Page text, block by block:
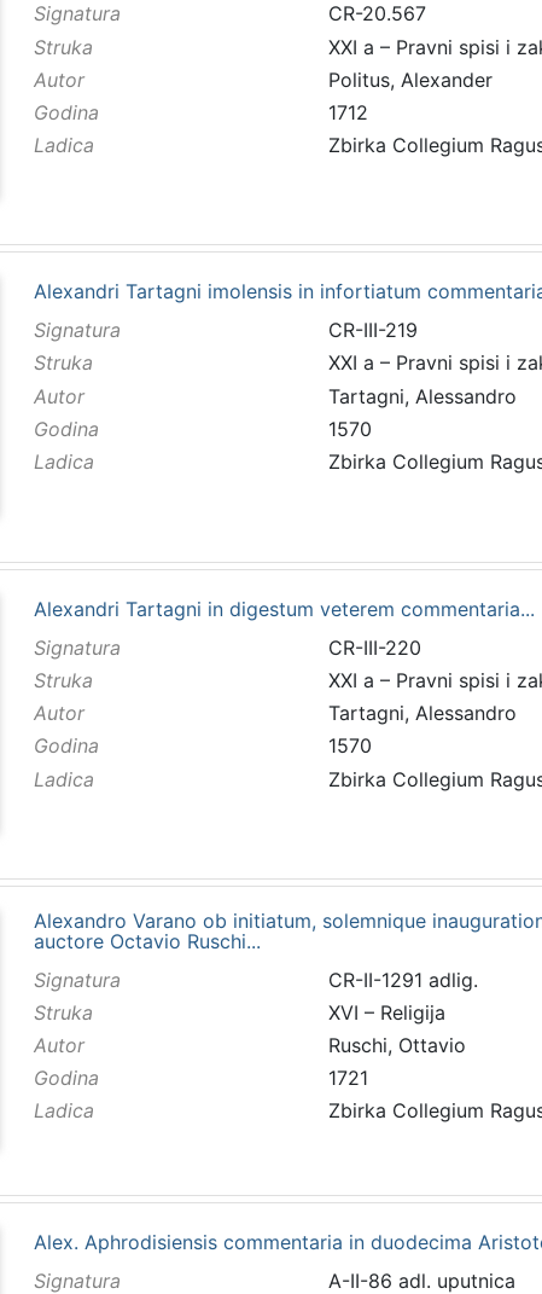
Signatura
CR-20.567
Struka
XXI a – Pravni spisi i
Autor
Politus, Alexander
Godina
1712
Ladica
Zbirka Collegium
Alexandri Tartagni imolensis in infortiatum
Signatura
CR-III-219
Struka
XXI a – Pravni spisi i
Autor
Tartagni, Alessandro
Godina
1570
Ladica
Zbirka Collegium
Alexandri Tartagni in digestum veterem commentaria...
Signatura
CR-III-220
Struka
XXI a – Pravni spisi i
Autor
Tartagni, Alessandro
Godina
1570
Ladica
Zbirka Collegium
Alexandro Varano ob initiatum, solemnique
auctore Octavio Ruschi...
Signatura
CR-II-1291 adlig.
Struka
XVI – Religija
Autor
Ruschi, Ottavio
Godina
1721
Ladica
Zbirka Collegium
Alex. Aphrodisiensis commentaria in duodecima
Signatura
A-II-86 adl. uputnica